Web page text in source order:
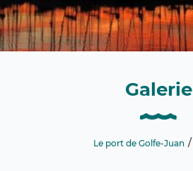
Galerie
Le port de Golfe-Juan